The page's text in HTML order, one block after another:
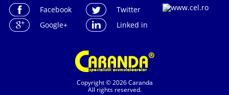
Copyright © 2026 Caranda
All rights reserved.
Facebook
Twitter
Google+
Linked in